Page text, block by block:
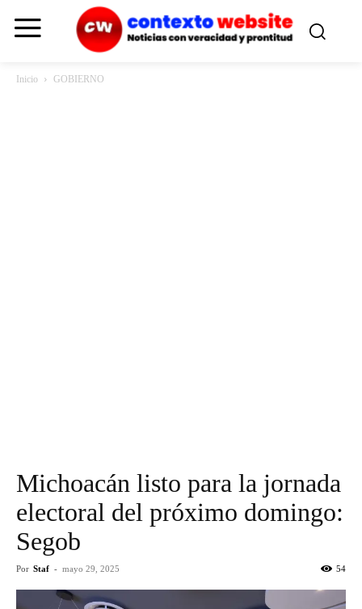
Inicio GOBIERNO
Michoacán listo para la jornada
electoral del próximo domingo:
Segob
Por Staf - mayo 29, 2025 54